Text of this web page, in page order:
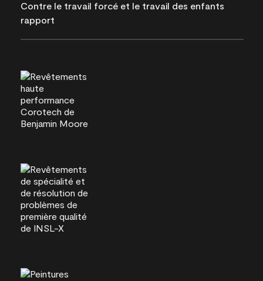
Contre le travail forcé et le travail des enfants
rapport